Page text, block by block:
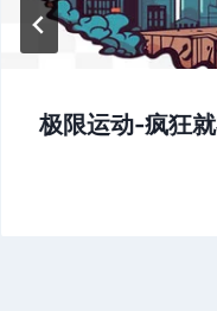
极限运动-疯狂就